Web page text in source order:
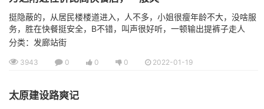
挺隐蔽的，从居民楼楼道进入，人不多，小姐很瘦年龄不大，没啥服
务，胜在快餐挺安全，B不错，叫声很好听，一顿输出提裤子走人
分类：发廊站街
3943 0 0 0 2022-01-19
太原建设路爽记